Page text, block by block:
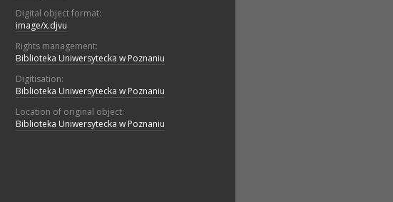
Digital object format:
image/x.djvu
Rights management:
Biblioteka Uniwersytecka w Poznaniu
Digitisation:
Biblioteka Uniwersytecka w Poznaniu
Location of original object:
Biblioteka Uniwersytecka w Poznaniu